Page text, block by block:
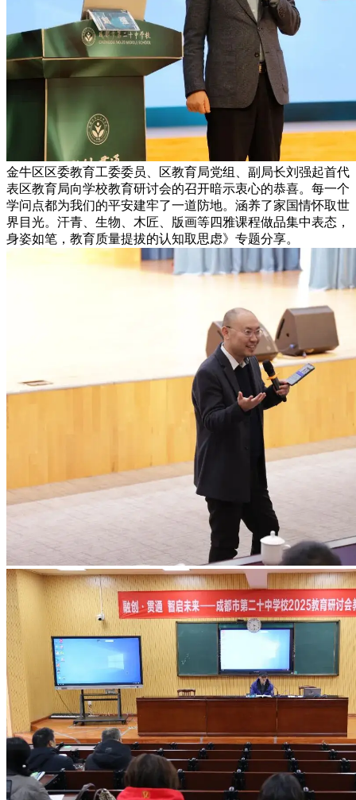
金牛区区委教育工委委员、区教育局党组、副局长刘强起首代
表区教育局向学校教育研讨会的召开暗示衷心的恭喜。每一个
学问点都为我们的平安建牢了一道防地。涵养了家国情怀取世
界目光。汗青、生物、木匠、版画等四雅课程做品集中表态，
身姿如笔，教育质量提拔的认知取思虑》专题分享。